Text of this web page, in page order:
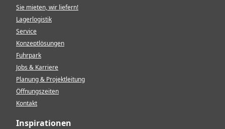
Sie mieten, wir liefern!
Lagerlogistik
Service
Konzeptlösungen
Fuhrpark
Jobs & Karriere
Planung & Projektleitung
Öffnungszeiten
Kontakt
Inspirationen